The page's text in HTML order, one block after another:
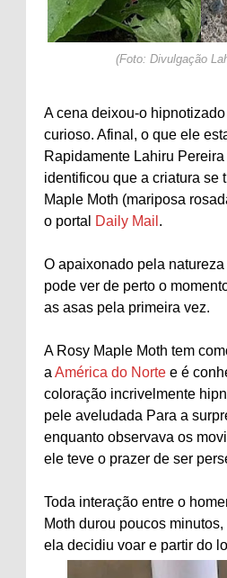
(Foto: Divulgação
A cena deixou-o
curioso. Afinal, o que ele
Rapidamente Lahiru
identificou que a criatura se
Maple Moth (mariposa
o portal
Daily Mail .
O apaixonado pela
pode ver de perto o
as asas pela primeira vez.
A Rosy Maple Moth tem
a América do Norte e é
coloração incrivelmente
pele aveludada Para a
enquanto observava os
ele teve o prazer de ser
Toda interação entre o
Moth durou poucos
ela decidiu voar e partir do